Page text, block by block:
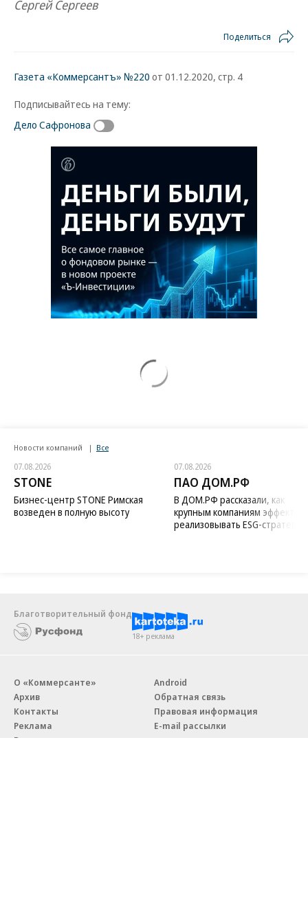
Сергей Сергеев
Поделиться
Газета «Коммерсантъ» №220 от 01.12.2020, стр. 4
Подписывайтесь на тему:
Дело Сафронова
Новости компаний Все
07.08.2026
STONE
Бизнес-центр STONE Римская
возведен в полную высоту
07.08.2026
ПАО ДОМ.РФ
В ДОМ.РФ рассказали, как
крупным компаниям
реализовывать ESG-стратегию
Благотворительный фонд
18+ реклама
О «Коммерсанте»
Архив
Контакты
Реклама
Вакансии
Android
Обратная связь
Правовая информация
E-mail рассылки